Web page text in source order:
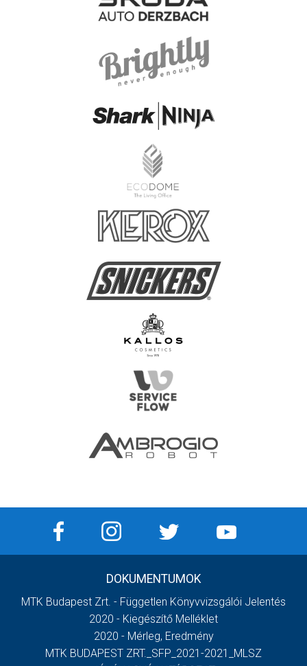
DOKUMENTUMOK
MTK Budapest Zrt. - Független Könyvvizsgálói Jelentés
2020 - Kiegészítő Melléklet
2020 - Mérleg, Eredmény
MTK BUDAPEST ZRT._SFP_2021-2021_MLSZ